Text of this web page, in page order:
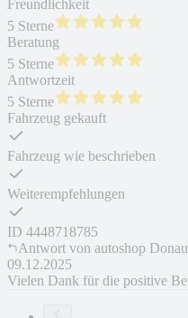
Freundlichkeit
5 Sterne
Beratung
5 Sterne
Antwortzeit
5 Sterne
Fahrzeug gekauft
Fahrzeug wie beschrieben
Weiterempfehlungen
ID 4448718785
Antwort von autoshop
09.12.2025
Vielen Dank für die positive